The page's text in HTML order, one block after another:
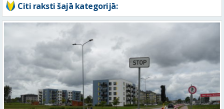
Citi raksti šajā kategorijā: